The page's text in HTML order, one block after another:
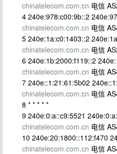
chinatelecom.com.cn 电信
4 240e:978:c00:9b::2
chinatelecom.com.cn 电信
5 240e:1a:c0:1403::2
chinatelecom.com.cn 电信
6 240e:1b:2000:f119::2
chinatelecom.com.cn 电信
7 240e::1:21:61:5b02
chinatelecom.com.cn 电信
8 * * * * *
9 240e:0:a::c9:5521
chinatelecom.com.cn 电信
10 240e:20:1800::112:f470
chinatelecom.com.cn 电信